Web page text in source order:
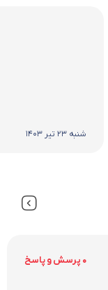
شنبه 23 تیر 1403
0 پرسش و پاسخ